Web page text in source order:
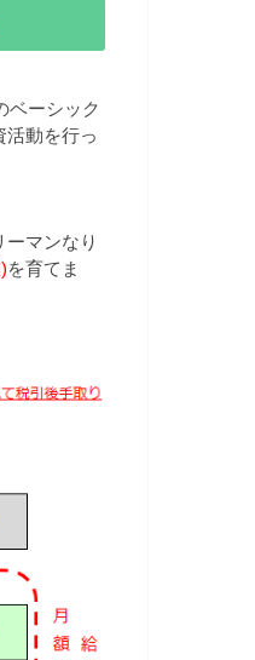
ベーシック
活動を行っ
マンなり
を育てま